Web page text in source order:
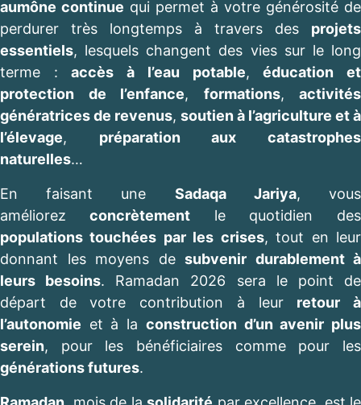
aumône continue qui permet à votre générosité de
perdurer très longtemps à travers des projets
essentiels, lesquels changent des vies sur le long
terme :accès à l’eau potable,éducation et
protection de l’enfance, formations, activités
génératrices de revenus, soutien à l’agriculture et à
l’élevage, préparation aux catastrophes
naturelles…
En faisant une Sadaqa Jariya, vous
améliorez concrètementle quotidien des
populations touchées par les crises, tout en leur
donnant les moyens de subvenir durablement à
leurs besoins. Ramadan 2026 sera le point de
départ de votre contribution à leur retour à
l’autonomie et à la construction d’un avenir plus
serein, pour les bénéficiaires comme pour les
générations futures.